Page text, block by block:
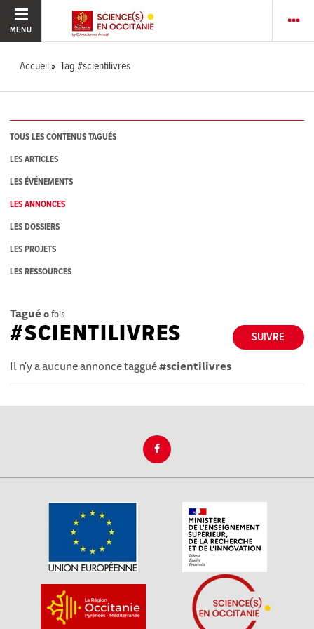
MENU
Accueil Tag #scientilivres
TOUS LES CONTENUS TAGUÉS
LES ARTICLES
LES ÉVÉNEMENTS
LES ANNONCES
LES DOSSIERS
LES PROJETS
LES RESSOURCES
Tagué 0fois
SUIVRE
#SCIENTILIVRES
Il n'y a aucune annonce taggué#scientilivres